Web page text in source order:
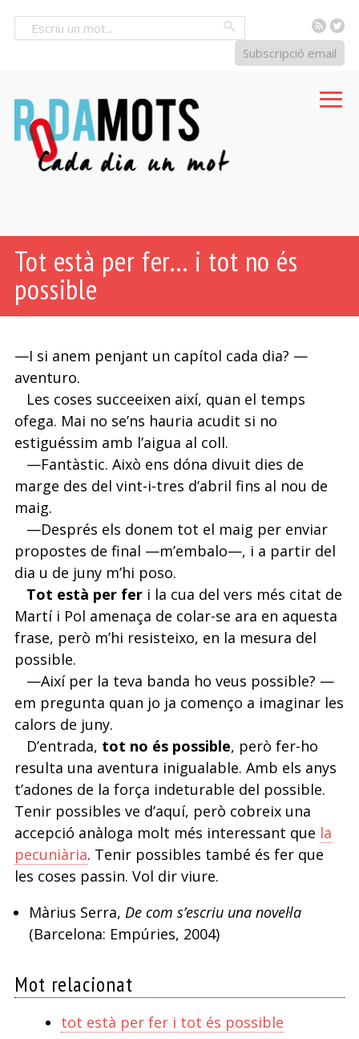
RSS
Subscripció email
Tot està per fer… i tot no és
possible
—I si anem penjant un capítol cada dia? —
aventuro.
Les coses succeeixen així, quan el temps
ofega. Mai no se’ns hauria acudit si no
estiguéssim amb l’aigua al coll.
—Fantàstic. Això ens dóna divuit dies de
marge des del vint-i-tres d’abril fins al nou de
maig.
—Després els donem tot el maig per enviar
propostes de final —m’embalo—, i a partir del
dia u de juny m’hi poso.
Tot està per feri la cua del vers més citat de
Martí i Pol amenaça de colar-se ara en aquesta
frase, però m’hi resisteixo, en la mesura del
possible.
—Així per la teva banda ho veus possible? —
em pregunta quan jo ja començo a imaginar les
calors de juny.
D’entrada, tot no és possible, però fer-ho
resulta una aventura inigualable. Amb els anys
t’adones de la força indeturable del possible.
Tenir possibles ve d’aquí, però cobreix una
accepció anàloga molt més interessant que la
pecuniària. Tenir possibles també és fer que
les coses passin. Vol dir viure.
Màrius Serra, De com s’escriu una novel·la
(Barcelona: Empúries, 2004)
Mot relacionat
tot està per fer i tot és possible